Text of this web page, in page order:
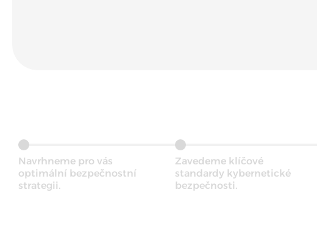
Navrhneme pro vás
optimální bezpečnostní
strategii.
Zavedeme klíčové
standardy kybernetické
bezpečnosti.